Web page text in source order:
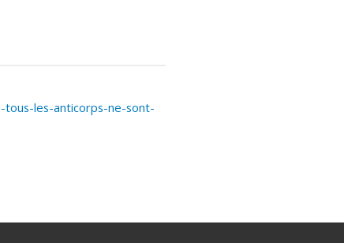
tous-les-anticorps-ne-sont-